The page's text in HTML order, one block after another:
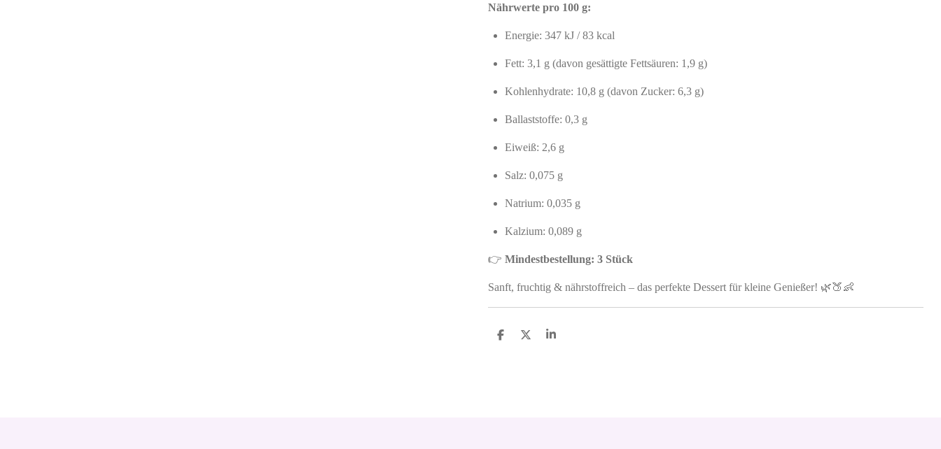
Nährwerte pro 100 g:
Energie: 347 kJ / 83 kcal
Fett: 3,1 g (davon gesättigte Fettsäuren: 1,9 g)
Kohlenhydrate: 10,8 g (davon Zucker: 6,3 g)
Ballaststoffe: 0,3 g
Eiweiß: 2,6 g
Salz: 0,075 g
Natrium: 0,035 g
Kalzium: 0,089 g
👉 Mindestbestellung: 3 Stück
Sanft, fruchtig & nährstoffreich – das perfekte Dessert für kleine Genießer! 🌿🍑👶
S
S
S